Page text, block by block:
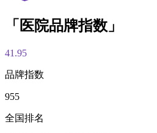
「医院品牌指数」
41.95
品牌指数
955
全国排名